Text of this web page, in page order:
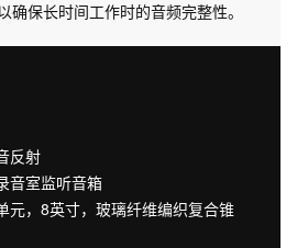
确保长时间工作时的音频完整性。
反射
音室监听音箱
元，8英寸，玻璃纤维编织复合锥